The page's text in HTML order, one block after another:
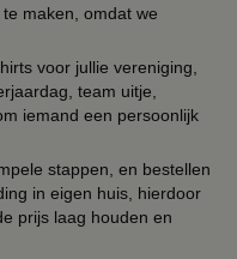
maken, omdat we
voor jullie vereniging,
team uitje,
iemand een persoonlijk
stappen, en bestellen
in eigen huis, hierdoor
prijs laag houden en